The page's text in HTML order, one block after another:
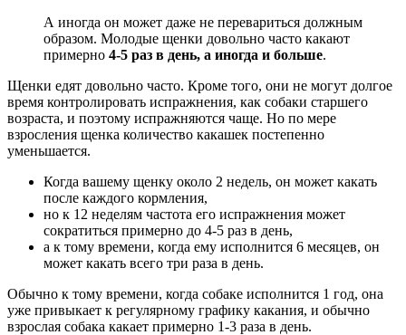
А иногда он может даже не перевариться должным
образом. Молодые щенки довольно часто какают
примерно 4-5 раз в день, а иногда и больше.
Щенки едят довольно часто. Кроме того, они не могут долгое
время контролировать испражнения, как собаки старшего
возраста, и поэтому испражняются чаще. Но по мере
взросления щенка количество какашек постепенно
уменьшается.
Когда вашему щенку около 2 недель, он может какать
после каждого кормления,
но к 12 неделям частота его испражнения может
сократиться примерно до 4-5 раз в день,
а к тому времени, когда ему исполнится 6 месяцев, он
может какать всего три раза в день.
Обычно к тому времени, когда собаке исполнится 1 год, она
уже привыкает к регулярному графику какания, и обычно
взрослая собака какает примерно 1-3 раза в день.